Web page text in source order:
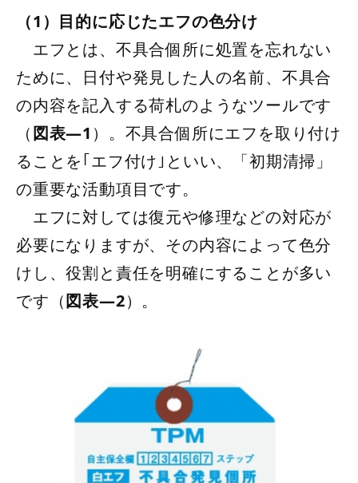
（1）目的に応じたエフの色分け
エフとは、不具合個所に処置を忘れない
ために、日付や発見した人の名前、不具合
の内容を記入する荷札のようなツールです
（図表―1 ）。不具合個所にエフを取り付け
ることを｢エフ付け｣といい、「初期清掃」
の重要な活動項目です。
エフに対しては復元や修理などの対応が
必要になりますが、その内容によって色分
けし、役割と責任を明確にすることが多い
です（図表―2）。